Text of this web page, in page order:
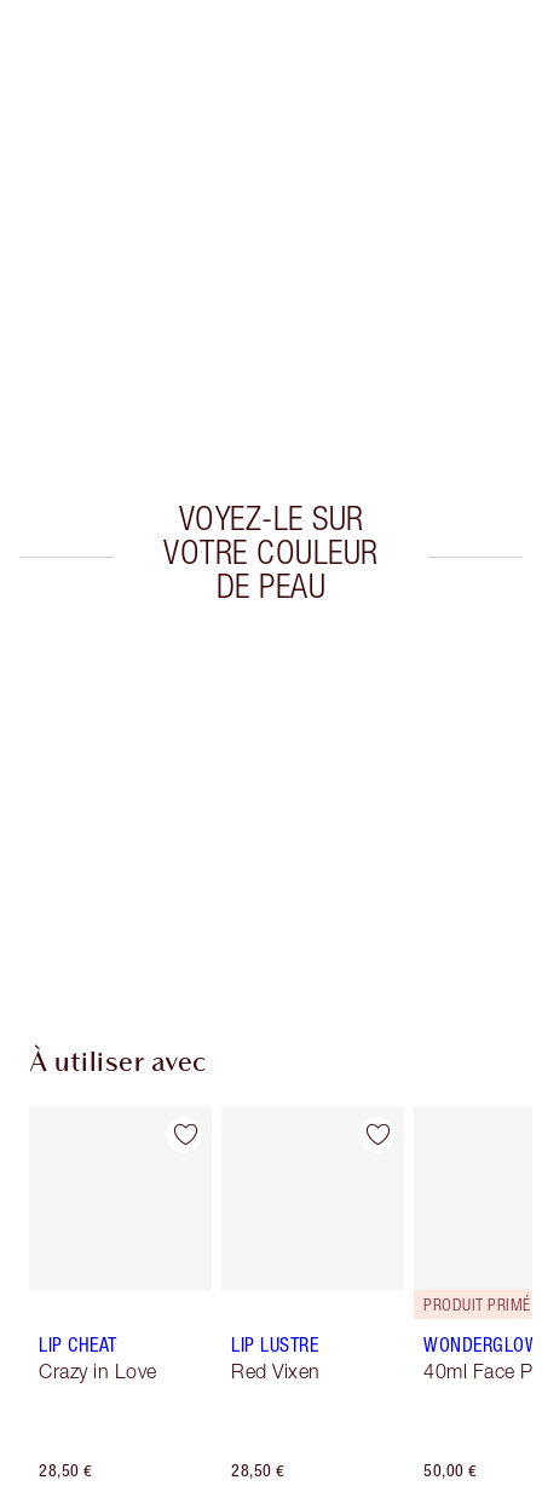
VOYEZ-LE SUR
VOTRE COULEUR
DE PEAU
À utiliser avec
LIP CHEAT
Crazy in Love
28,50 €
LIP LUSTRE
Red Vixen
28,50 €
PRODUIT PRIMÉ
WONDERGLOW
40ml Face
50,00 €